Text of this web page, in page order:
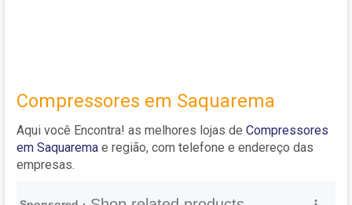
Compressores em Saquarema
Aqui você Encontra! as melhores lojas de Compressores
em Saquarema e região, com telefone e endereço das
empresas.